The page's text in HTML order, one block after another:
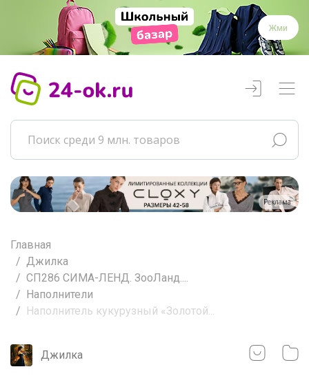
Жми
Реклама
Главная
Джилка
СП286 СИМА-ЛЕНД. ЗооЛанд....
Наполнители
Наполнитель кукурузный «Золотой...
Джилка